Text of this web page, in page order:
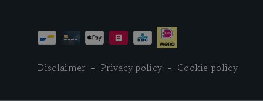
Disclaimer Privacy policy Cookie policy